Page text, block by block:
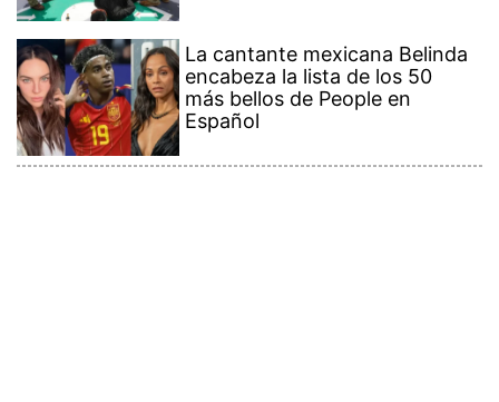
La cantante mexicana Belinda
encabeza la lista de los 50
más bellos de People en
Español